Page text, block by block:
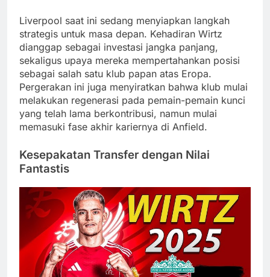
Liverpool saat ini sedang menyiapkan langkah
strategis untuk masa depan. Kehadiran Wirtz
dianggap sebagai investasi jangka panjang,
sekaligus upaya mereka mempertahankan posisi
sebagai salah satu klub papan atas Eropa.
Pergerakan ini juga menyiratkan bahwa klub mulai
melakukan regenerasi pada pemain-pemain kunci
yang telah lama berkontribusi, namun mulai
memasuki fase akhir kariernya di Anfield.
Kesepakatan Transfer dengan Nilai
Fantastis